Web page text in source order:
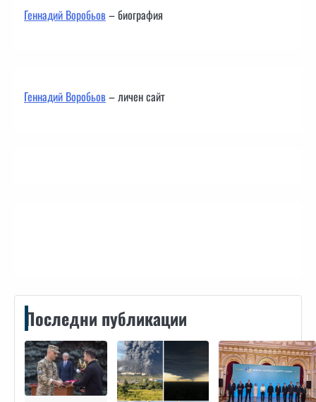
Геннадий Воробьов– биография
Геннадий Воробьов– личен сайт
Последни публикации